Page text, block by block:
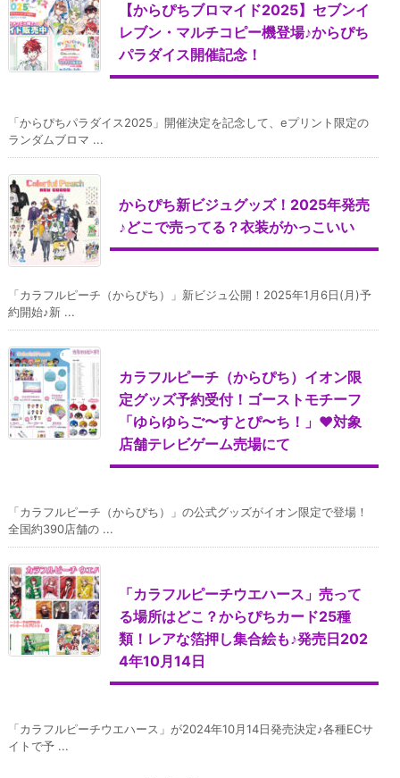
【からぴちブロマイド2025】セブンイ
レブン・マルチコピー機登場♪からぴち
パラダイス開催記念！
「からぴちパラダイス2025」開催決定を記念して、eプリント限定の
ランダムブロマ ...
からぴち新ビジュグッズ！2025年発売
♪どこで売ってる？衣装がかっこいい
「カラフルピーチ（からぴち）」新ビジュ公開！2025年1月6日(月)予
約開始♪新 ...
カラフルピーチ（からぴち）イオン限
定グッズ予約受付！ゴーストモチーフ
「ゆらゆらご〜すとぴ〜ち！」♥対象
店舗テレビゲーム売場にて
「カラフルピーチ（からぴち）」の公式グッズがイオン限定で登場！
全国約390店舗の ...
「カラフルピーチウエハース」売って
る場所はどこ？からぴちカード25種
類！レアな箔押し集合絵も♪発売日202
4年10月14日
「カラフルピーチウエハース」が2024年10月14日発売決定♪各種ECサ
イトで予 ...